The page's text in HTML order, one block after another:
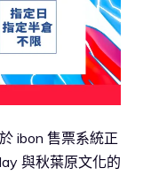
ibon 售票系統正
與秋葉原文化的